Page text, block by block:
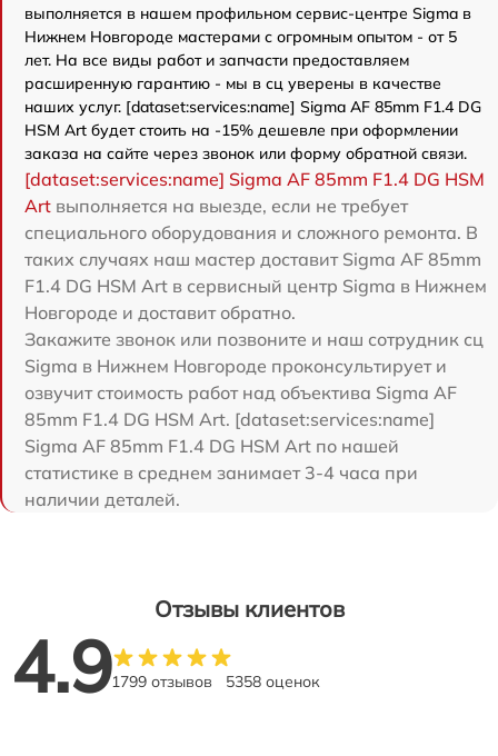
выполняется в нашем профильном сервис-центре Sigma в
Нижнем Новгороде мастерами с огромным опытом - от 5
лет. На все виды работ и запчасти предоставляем
расширенную гарантию - мы в сц уверены в качестве
наших услуг. [dataset:services:name] Sigma AF 85mm F1.4 DG
HSM Art будет стоить на -15% дешевле при оформлении
заказа на сайте через звонок или форму обратной связи.
[dataset:services:name] Sigma AF 85mm F1.4 DG HSM
Art выполняется на выезде, если не требует
специального оборудования и сложного ремонта. В
таких случаях наш мастер доставит Sigma AF 85mm
F1.4 DG HSM Art в сервисный центр Sigma в Нижнем
Новгороде и доставит обратно.
Закажите звонок или позвоните и наш сотрудник сц
Sigma в Нижнем Новгороде проконсультирует и
озвучит стоимость работ над объектива Sigma AF
85mm F1.4 DG HSM Art. [dataset:services:name]
Sigma AF 85mm F1.4 DG HSM Art по нашей
статистике в среднем занимает 3-4 часа при
наличии деталей.
Отзывы клиентов
4.91799 отзывов 5358 оценок